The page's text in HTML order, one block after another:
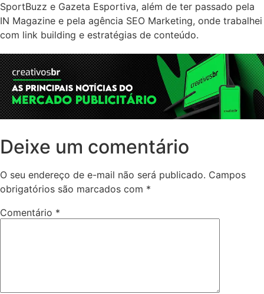
SportBuzz e Gazeta Esportiva, além de ter passado pela
IN Magazine e pela agência SEO Marketing, onde trabalhei
com link building e estratégias de conteúdo.
Deixe um comentário
O seu endereço de e-mail não será publicado. Campos
obrigatórios são marcados com *
Comentário *